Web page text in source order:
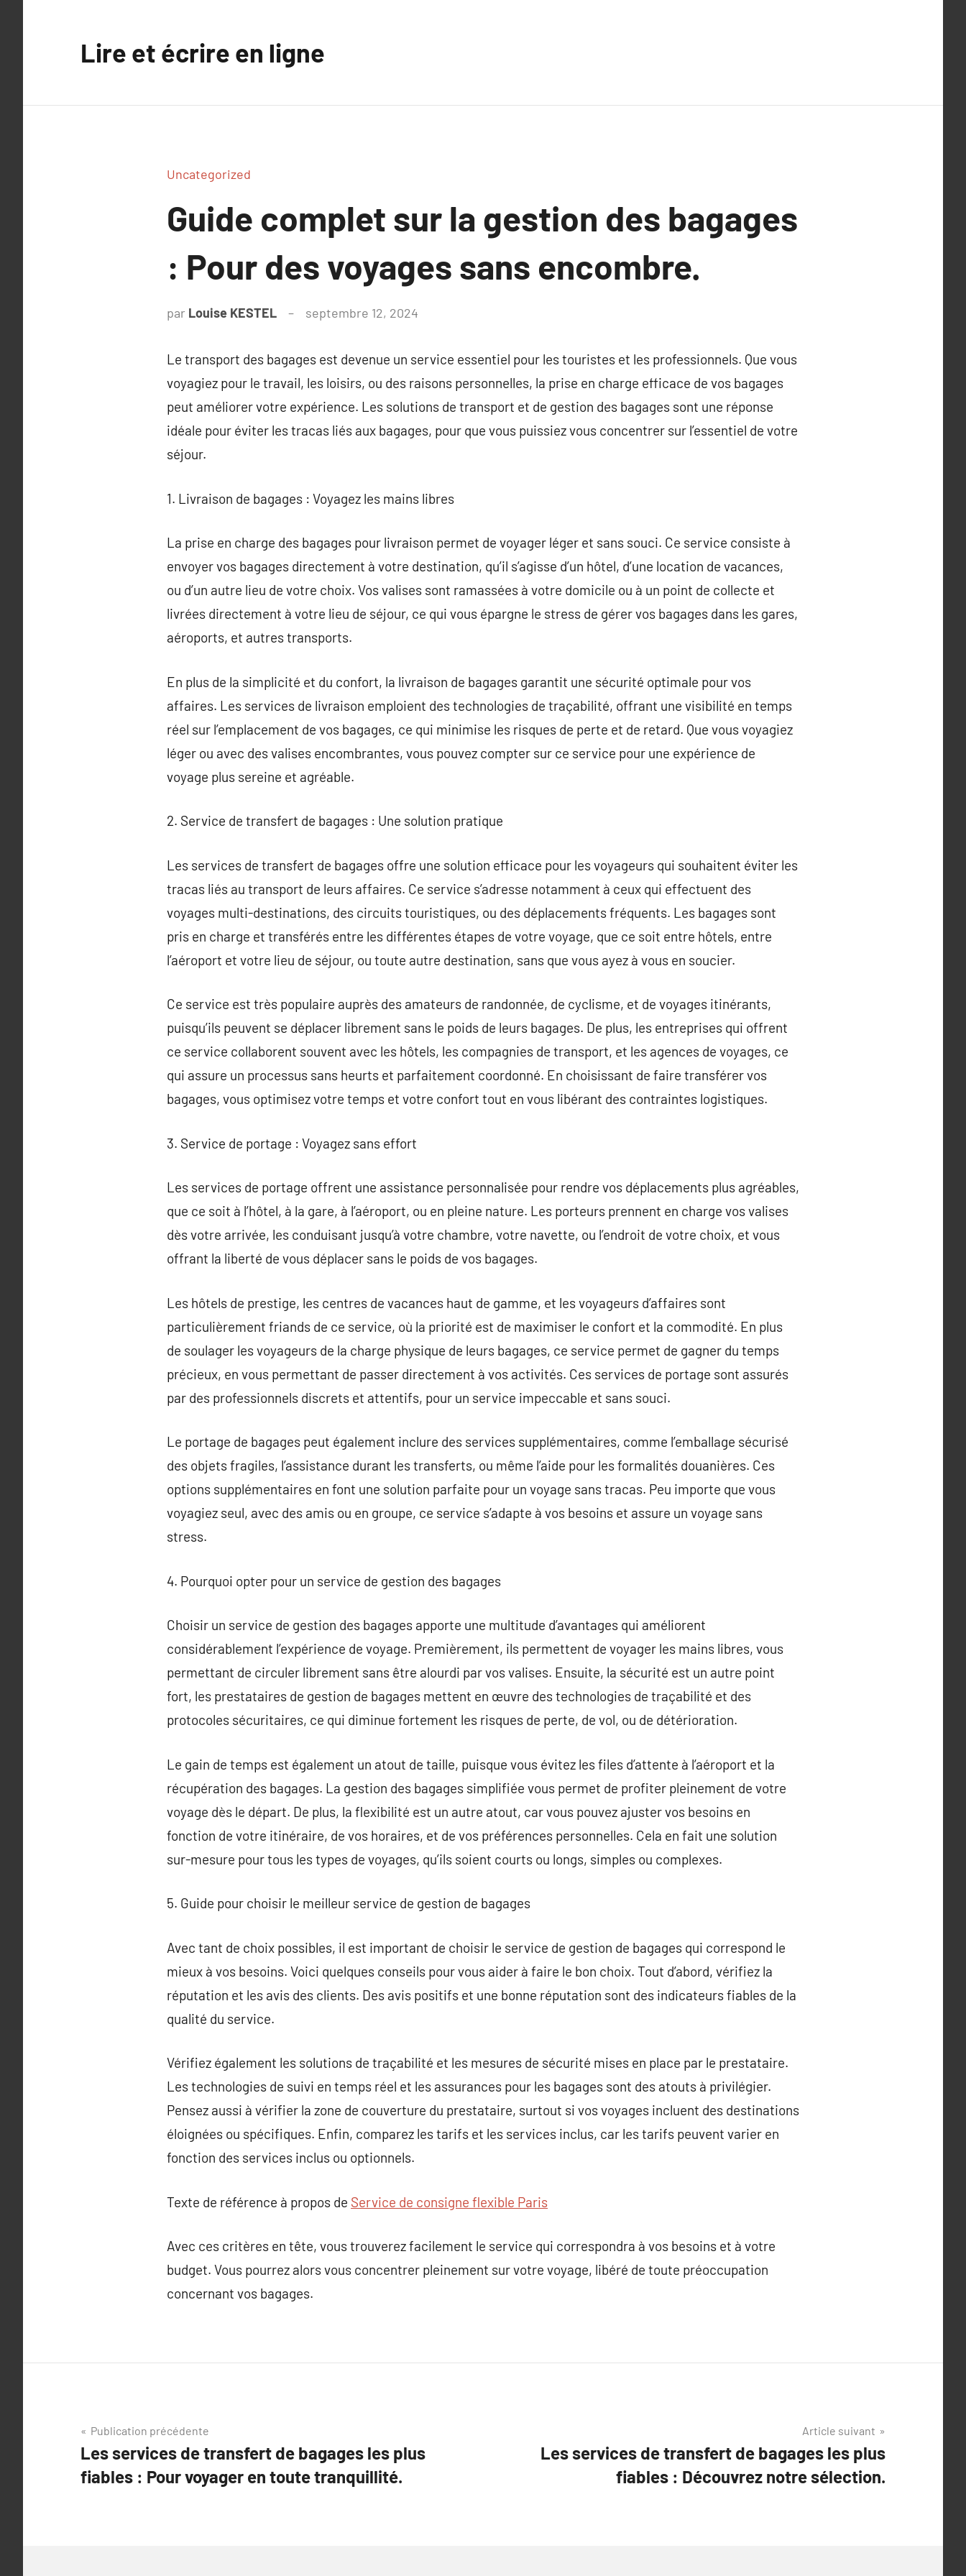
Lire et écrire en ligne
Uncategorized
Guide complet sur la gestion des bagages
: Pour des voyages sans encombre.
par Louise KESTEL septembre 12, 2024
Le transport des bagages est devenue un service essentiel pour les touristes et les professionnels. Que vous
voyagiez pour le travail, les loisirs, ou des raisons personnelles, la prise en charge efficace de vos bagages
peut améliorer votre expérience. Les solutions de transport et de gestion des bagages sont une réponse
idéale pour éviter les tracas liés aux bagages, pour que vous puissiez vous concentrer sur l’essentiel de votre
séjour.
1. Livraison de bagages : Voyagez les mains libres
La prise en charge des bagages pour livraison permet de voyager léger et sans souci. Ce service consiste à
envoyer vos bagages directement à votre destination, qu’il s’agisse d’un hôtel, d’une location de vacances,
ou d’un autre lieu de votre choix. Vos valises sont ramassées à votre domicile ou à un point de collecte et
livrées directement à votre lieu de séjour, ce qui vous épargne le stress de gérer vos bagages dans les gares,
aéroports, et autres transports.
En plus de la simplicité et du confort, la livraison de bagages garantit une sécurité optimale pour vos
affaires. Les services de livraison emploient des technologies de traçabilité, offrant une visibilité en temps
réel sur l’emplacement de vos bagages, ce qui minimise les risques de perte et de retard. Que vous voyagiez
léger ou avec des valises encombrantes, vous pouvez compter sur ce service pour une expérience de
voyage plus sereine et agréable.
2. Service de transfert de bagages : Une solution pratique
Les services de transfert de bagages offre une solution efficace pour les voyageurs qui souhaitent éviter les
tracas liés au transport de leurs affaires. Ce service s’adresse notamment à ceux qui effectuent des
voyages multi-destinations, des circuits touristiques, ou des déplacements fréquents. Les bagages sont
pris en charge et transférés entre les différentes étapes de votre voyage, que ce soit entre hôtels, entre
l’aéroport et votre lieu de séjour, ou toute autre destination, sans que vous ayez à vous en soucier.
Ce service est très populaire auprès des amateurs de randonnée, de cyclisme, et de voyages itinérants,
puisqu’ils peuvent se déplacer librement sans le poids de leurs bagages. De plus, les entreprises qui offrent
ce service collaborent souvent avec les hôtels, les compagnies de transport, et les agences de voyages, ce
qui assure un processus sans heurts et parfaitement coordonné. En choisissant de faire transférer vos
bagages, vous optimisez votre temps et votre confort tout en vous libérant des contraintes logistiques.
3. Service de portage : Voyagez sans effort
Les services de portage offrent une assistance personnalisée pour rendre vos déplacements plus agréables,
que ce soit à l’hôtel, à la gare, à l’aéroport, ou en pleine nature. Les porteurs prennent en charge vos valises
dès votre arrivée, les conduisant jusqu’à votre chambre, votre navette, ou l’endroit de votre choix, et vous
offrant la liberté de vous déplacer sans le poids de vos bagages.
Les hôtels de prestige, les centres de vacances haut de gamme, et les voyageurs d’affaires sont
particulièrement friands de ce service, où la priorité est de maximiser le confort et la commodité. En plus
de soulager les voyageurs de la charge physique de leurs bagages, ce service permet de gagner du temps
précieux, en vous permettant de passer directement à vos activités. Ces services de portage sont assurés
par des professionnels discrets et attentifs, pour un service impeccable et sans souci.
Le portage de bagages peut également inclure des services supplémentaires, comme l’emballage sécurisé
des objets fragiles, l’assistance durant les transferts, ou même l’aide pour les formalités douanières. Ces
options supplémentaires en font une solution parfaite pour un voyage sans tracas. Peu importe que vous
voyagiez seul, avec des amis ou en groupe, ce service s’adapte à vos besoins et assure un voyage sans
stress.
4. Pourquoi opter pour un service de gestion des bagages
Choisir un service de gestion des bagages apporte une multitude d’avantages qui améliorent
considérablement l’expérience de voyage. Premièrement, ils permettent de voyager les mains libres, vous
permettant de circuler librement sans être alourdi par vos valises. Ensuite, la sécurité est un autre point
fort, les prestataires de gestion de bagages mettent en œuvre des technologies de traçabilité et des
protocoles sécuritaires, ce qui diminue fortement les risques de perte, de vol, ou de détérioration.
Le gain de temps est également un atout de taille, puisque vous évitez les files d’attente à l’aéroport et la
récupération des bagages. La gestion des bagages simplifiée vous permet de profiter pleinement de votre
voyage dès le départ. De plus, la flexibilité est un autre atout, car vous pouvez ajuster vos besoins en
fonction de votre itinéraire, de vos horaires, et de vos préférences personnelles. Cela en fait une solution
sur-mesure pour tous les types de voyages, qu’ils soient courts ou longs, simples ou complexes.
5. Guide pour choisir le meilleur service de gestion de bagages
Avec tant de choix possibles, il est important de choisir le service de gestion de bagages qui correspond le
mieux à vos besoins. Voici quelques conseils pour vous aider à faire le bon choix. Tout d’abord, vérifiez la
réputation et les avis des clients. Des avis positifs et une bonne réputation sont des indicateurs fiables de la
qualité du service.
Vérifiez également les solutions de traçabilité et les mesures de sécurité mises en place par le prestataire.
Les technologies de suivi en temps réel et les assurances pour les bagages sont des atouts à privilégier.
Pensez aussi à vérifier la zone de couverture du prestataire, surtout si vos voyages incluent des destinations
éloignées ou spécifiques. Enfin, comparez les tarifs et les services inclus, car les tarifs peuvent varier en
fonction des services inclus ou optionnels.
Texte de référence à propos de Service de consigne flexible Paris
Avec ces critères en tête, vous trouverez facilement le service qui correspondra à vos besoins et à votre
budget. Vous pourrez alors vous concentrer pleinement sur votre voyage, libéré de toute préoccupation
concernant vos bagages.
Navigation
de
l’article
Publication précédente
Les services de transfert de bagages les plus
fiables : Pour voyager en toute tranquillité.
Article suivant
Les services de transfert de bagages les plus
fiables : Découvrez notre sélection.